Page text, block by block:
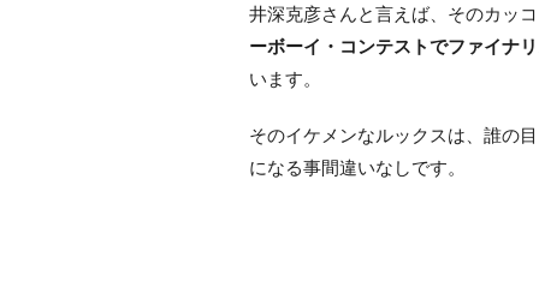
井深克彦さんと言えば、そのカッ
ーボーイ・コンテストでファイナ
います。
そのイケメンなルックスは、誰の
になる事間違いなしです。